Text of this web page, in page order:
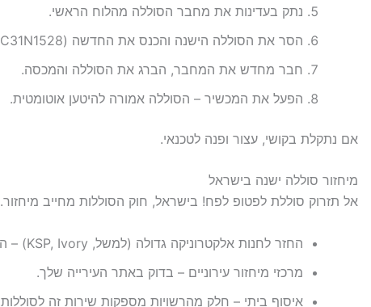
נתק בעדינות את מחבר הסוללה מהלוח הראשי.
הסר את הסוללה הישנה והכנס את החדשה (C31N1528).
חבר מחדש את המחבר, הברג את הסוללה והמכסה.
הפעל את המכשיר – הסוללה אמורה להיטען אוטומטית.
אם נתקלת בקושי, עצור ופנה לטכנאי.
מיחזור סוללה ישנה בישראל
אל תזרוק סוללת לפטופ לפח! בישראל, חוק הסוללות מחייב
החזר לחנות אלקטרוניקה גדולה (למשל, KSP, Ivory) – הם מחויבים באיסוף.
מרכזי מיחזור עירוניים – בדוק באתר העירייה שלך.
איסוף ביתי – חלק מהרשויות מספקות שירות זה